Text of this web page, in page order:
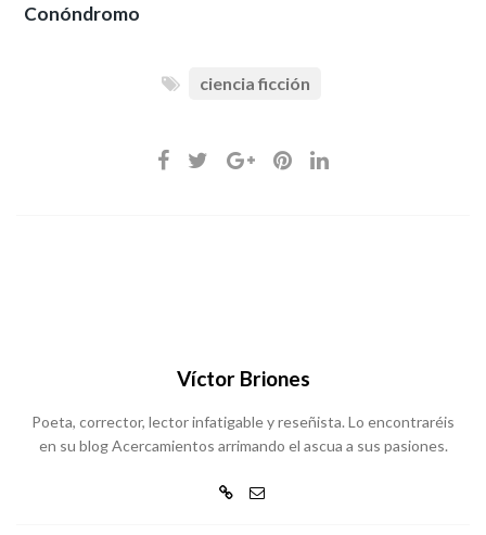
Conóndromo
ciencia ficción
Víctor Briones
Poeta, corrector, lector infatigable y reseñista. Lo encontraréis
en su blog Acercamientos arrimando el ascua a sus pasiones.